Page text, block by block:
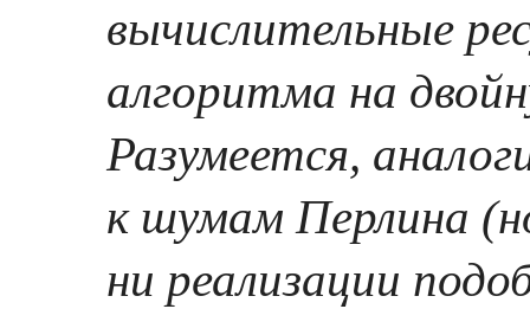
вычислительные
алгоритма на
Разумеется,
к шумам Перлина
ни реализации